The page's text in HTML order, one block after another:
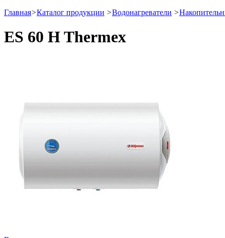
Главная>Каталог продукции >Водонагреватели >
ES 60 H Thermex